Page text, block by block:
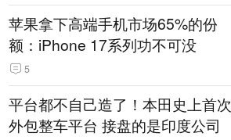
苹果拿下高端手机市场65%的份
额：iPhone 17系列功不可没
5
平台都不自己造了！本田史上首次
外包整车平台 接盘的是印度公司